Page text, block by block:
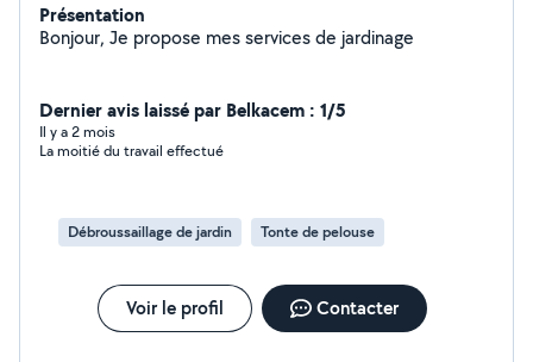
Présentation
Bonjour, Je propose mes services de jardinage
Dernier avis laissé par Belkacem : 1/5
Il y a 2 mois
La moitié du travail effectué
Débroussaillage de jardin Tonte de pelouse
Voir le profil Contacter